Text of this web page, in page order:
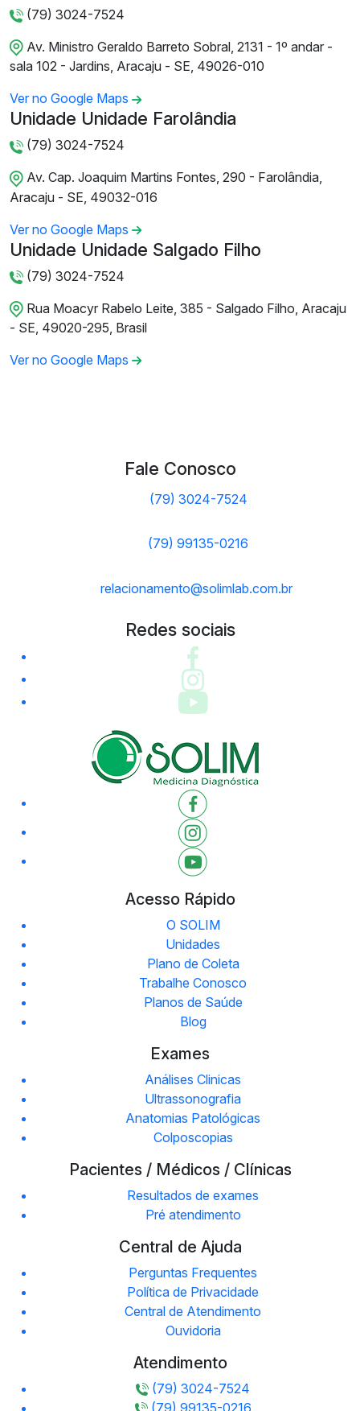
(79) 3024-7524
Av. Ministro Geraldo Barreto Sobral, 2131 - 1º andar -
sala 102 - Jardins, Aracaju - SE, 49026-010
Ver no Google Maps
Unidade Unidade Farolândia
(79) 3024-7524
Av. Cap. Joaquim Martins Fontes, 290 - Farolândia,
Aracaju - SE, 49032-016
Ver no Google Maps
Unidade Unidade Salgado Filho
(79) 3024-7524
Rua Moacyr Rabelo Leite, 385 - Salgado Filho, Aracaju
- SE, 49020-295, Brasil
Ver no Google Maps
Fale Conosco
(79) 3024-7524
(79) 99135-0216
relacionamento@solimlab.com.br
Redes sociais
Acesso Rápido
O SOLIM
Unidades
Plano de Coleta
Trabalhe Conosco
Planos de Saúde
Blog
Exames
Análises Clinicas
Ultrassonografia
Anatomias Patológicas
Colposcopias
Pacientes / Médicos / Clínicas
Resultados de exames
Pré atendimento
Central de Ajuda
Perguntas Frequentes
Política de Privacidade
Central de Atendimento
Ouvidoria
Atendimento
(79) 3024-7524
(79) 99135-0216